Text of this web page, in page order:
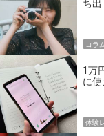
ち
コラ
1万
に
体験